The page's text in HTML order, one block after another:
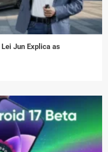
Jun Explica as